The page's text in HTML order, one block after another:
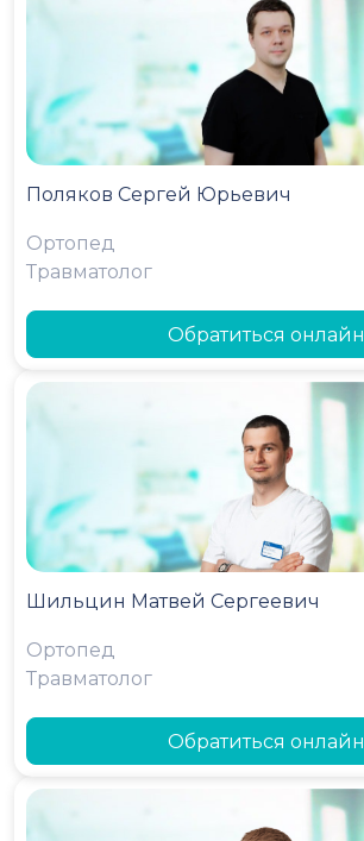
Поляков Сергей Юрьевич
Ортопед
Травматолог
Обратиться онлайн
Шильцин Матвей Сергеевич
Ортопед
Травматолог
Обратиться онлайн